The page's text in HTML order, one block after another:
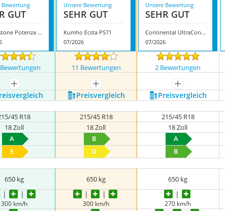
Bewertung
GUT
Bridgestone Potenza Sport
Unsere Bewertung
SEHR GUT
Kumho Ecsta PS71
07/2026
Unsere Bewertung
SEHR GUT
Continental UltraContact FR
07/2026
11 Bewertungen 2 Bewertungen
mehr anzeigen mehr anzeigen mehr anzeigen
Preis­vergleich Preis­vergleich
45 R18 215/45 R18 215/45 R18
18 Zoll 18 Zoll 18 Zoll
A B A
E D B
650 kg 650 kg 650 kg
300 km/h 300 km/h 270 km/h